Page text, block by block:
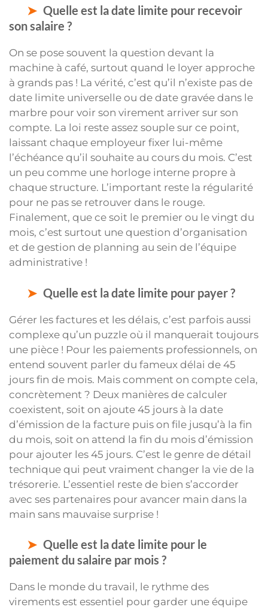
Quelle est la date limite pour recevoir
son salaire ?
On se pose souvent la question devant la
machine à café, surtout quand le loyer approche
à grands pas ! La vérité, c’est qu’il n’existe pas de
date limite universelle ou de date gravée dans le
marbre pour voir son virement arriver sur son
compte. La loi reste assez souple sur ce point,
laissant chaque employeur fixer lui-même
l’échéance qu’il souhaite au cours du mois. C’est
un peu comme une horloge interne propre à
chaque structure. L’important reste la régularité
pour ne pas se retrouver dans le rouge.
Finalement, que ce soit le premier ou le vingt du
mois, c’est surtout une question d’organisation
et de gestion de planning au sein de l’équipe
administrative !
Quelle est la date limite pour payer ?
Gérer les factures et les délais, c’est parfois aussi
complexe qu’un puzzle où il manquerait toujours
une pièce ! Pour les paiements professionnels, on
entend souvent parler du fameux délai de 45
jours fin de mois. Mais comment on compte cela,
concrètement ? Deux manières de calculer
coexistent, soit on ajoute 45 jours à la date
d’émission de la facture puis on file jusqu’à la fin
du mois, soit on attend la fin du mois d’émission
pour ajouter les 45 jours. C’est le genre de détail
technique qui peut vraiment changer la vie de la
trésorerie. L’essentiel reste de bien s’accorder
avec ses partenaires pour avancer main dans la
main sans mauvaise surprise !
Quelle est la date limite pour le
paiement du salaire par mois ?
Dans le monde du travail, le rythme des
virements est essentiel pour garder une équipe